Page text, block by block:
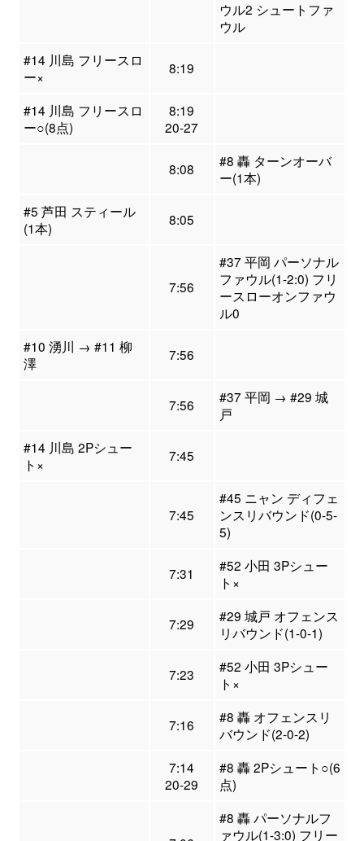
ウル2 シュートファ
ウル
#14 川島 フリースロ
ー×
8:19
#14 川島 フリースロ
ー○(8点)
8:19
20-27
8:08
#8 轟 ターンオーバ
ー(1本)
#5 芦田 スティール
(1本)
8:05
7:56
#37 平岡 パーソナル
ファウル(1-2:0) フリ
ースローオンファウ
ル0
#10 湧川 → #11 柳
澤
7:56
7:56
#37 平岡 → #29 城
戸
#14 川島 2Pシュー
ト×
7:45
7:45
#45 ニャン ディフェ
ンスリバウンド(0-5-
5)
7:31
#52 小田 3Pシュー
ト×
7:29
#29 城戸 オフェンス
リバウンド(1-0-1)
7:23
#52 小田 3Pシュー
ト×
7:16
#8 轟 オフェンスリ
バウンド(2-0-2)
7:14
20-29
#8 轟 2Pシュート○(6
点)
#8 轟 パーソナルフ
ァウル(1-3:0) フリー